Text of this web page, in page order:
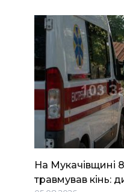
На Мукачівщині
травмував кінь: